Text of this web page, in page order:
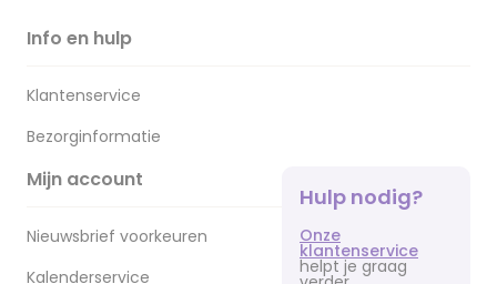
Info en hulp
Klantenservice
Bezorginformatie
Mijn account
Nieuwsbrief voorkeuren
Kalenderservice
Hulp nodig?
Onze
klantenservice
helpt je graag